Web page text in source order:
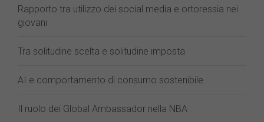
Rapporto tra utilizzo dei social media e ortoressia nei
giovani
Tra solitudine scelta e solitudine imposta
AI e comportamento di consumo sostenibile
Il ruolo dei Global Ambassador nella NBA